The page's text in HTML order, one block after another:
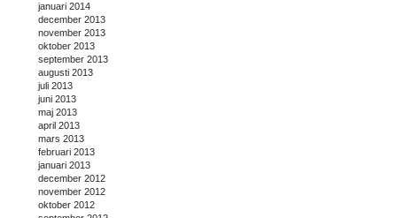
januari 2014
december 2013
november 2013
oktober 2013
september 2013
augusti 2013
juli 2013
juni 2013
maj 2013
april 2013
mars 2013
februari 2013
januari 2013
december 2012
november 2012
oktober 2012